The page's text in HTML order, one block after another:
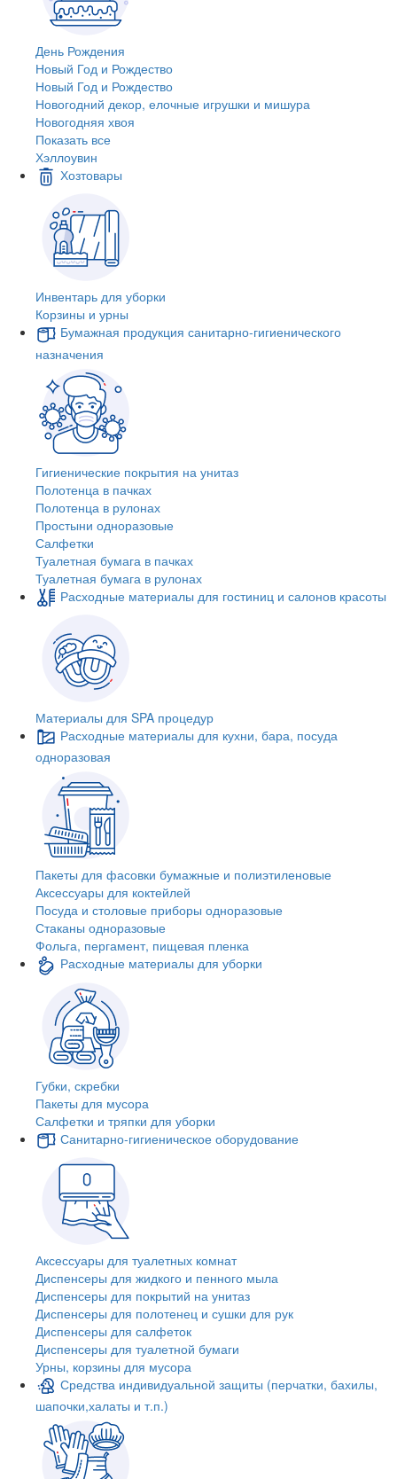
День Рождения
Новый Год и Рождество
Новый Год и Рождество
Новогодний декор, елочные игрушки и мишура
Новогодняя хвоя
Показать все
Хэллоувин
Хозтовары
Инвентарь для уборки
Корзины и урны
Бумажная продукция санитарно-гигиенического
назначения
Гигиенические покрытия на унитаз
Полотенца в пачках
Полотенца в рулонах
Простыни одноразовые
Салфетки
Туалетная бумага в пачках
Туалетная бумага в рулонах
Расходные материалы для гостиниц и салонов красоты
Материалы для SPA процедур
Расходные материалы для кухни, бара, посуда
одноразовая
Пакеты для фасовки бумажные и полиэтиленовые
Аксессуары для коктейлей
Посуда и столовые приборы одноразовые
Стаканы одноразовые
Фольга, пергамент, пищевая пленка
Расходные материалы для уборки
Губки, скребки
Пакеты для мусора
Салфетки и тряпки для уборки
Санитарно-гигиеническое оборудование
Аксессуары для туалетных комнат
Диспенсеры для жидкого и пенного мыла
Диспенсеры для покрытий на унитаз
Диспенсеры для полотенец и сушки для рук
Диспенсеры для салфеток
Диспенсеры для туалетной бумаги
Урны, корзины для мусора
Средства индивидуальной защиты (перчатки, бахилы,
шапочки,халаты и т.п.)